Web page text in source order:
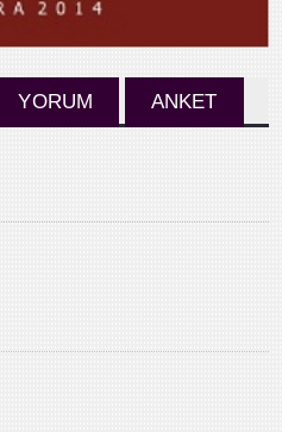
YORUM ANKET